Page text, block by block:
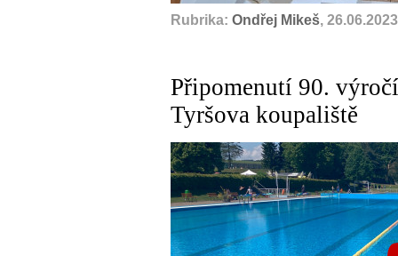
Rubrika: Ondřej Mikeš, 26.06.2023
Připomenutí 90.
Tyršova koupaliště